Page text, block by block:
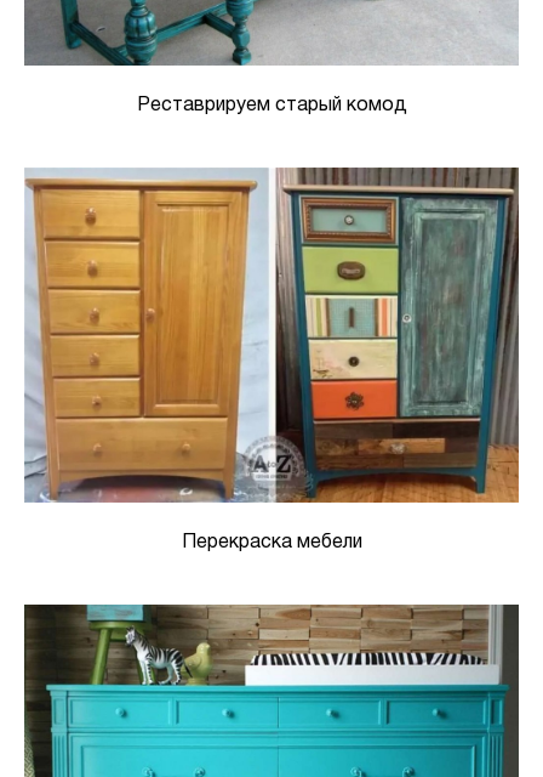
Реставрируем старый комод
Перекраска мебели